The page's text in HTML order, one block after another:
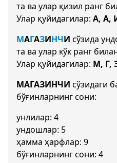
та ва улар қизил ранг
Улар қуйидагилар: А, А,
МАГАЗИНЧИ сўзида
та ва улар кўк ранг
Улар қуйидагилар: М, Г,
МАГАЗИНЧИ сўзидаги
бўғинларнинг сони:
унлилар: 4
ундошлар: 5
ҳамма ҳарфлар: 9
бўғинларнинг сони: 4